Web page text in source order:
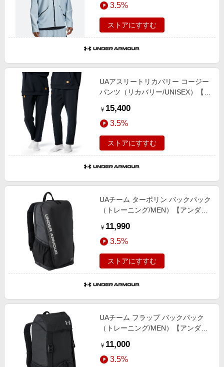
3.5%
ストアにすすむ
UAアスリートリカバリー コージー
パンツ（リカバリー/UNISEX）【ア
ARMOUR】
￥ 15,400
3.5%
ストアにすすむ
UAチーム ターポリン バックパック
（トレーニング/MEN）【アンダー
￥ 11,990
3.5%
ストアにすすむ
UAチーム フラップ バックパック
（トレーニング/MEN）【アンダー
￥ 11,000
3.5%